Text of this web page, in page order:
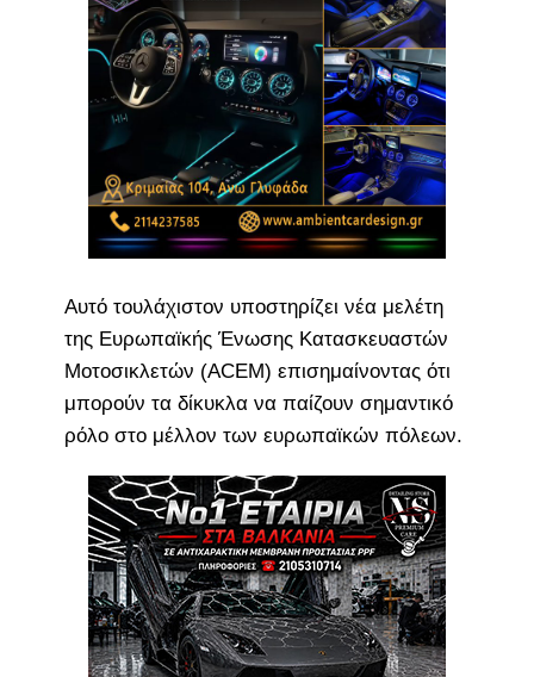
Αυτό τουλάχιστον υποστηρίζει νέα μελέτη
της Ευρωπαϊκής Ένωσης Κατασκευαστών
Μοτοσικλετών (ACEM) επισημαίνοντας ότι
μπορούν τα δίκυκλα να παίζουν σημαντικό
ρόλο στο μέλλον των ευρωπαϊκών πόλεων.